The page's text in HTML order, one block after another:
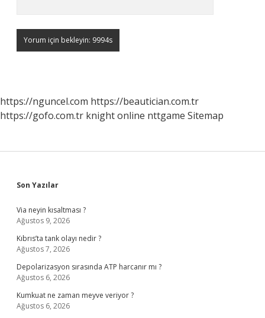
https://nguncel.com https://beautician.com.tr
https://gofo.com.tr knight online nttgame Sitemap
Sidebar
Son Yazılar
Via neyin kısaltması ?
Ağustos 9, 2026
Kıbrıs’ta tank olayı nedir ?
Ağustos 7, 2026
Depolarizasyon sırasında ATP harcanır mı ?
Ağustos 6, 2026
Kumkuat ne zaman meyve veriyor ?
Ağustos 6, 2026